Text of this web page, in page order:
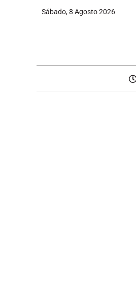
Sábado, 8 Agosto 2026